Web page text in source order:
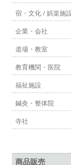
宿・文化 / 娯楽施
企業・会社
道場・教室
教育機関・医院
福祉施設
鍼灸・整体院
寺社
商品販売